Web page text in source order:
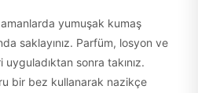
zamanlarda yumuşak kumaş
saklayınız. Parfüm, losyon ve
sonra takınız.
bir bez kullanarak nazikçe